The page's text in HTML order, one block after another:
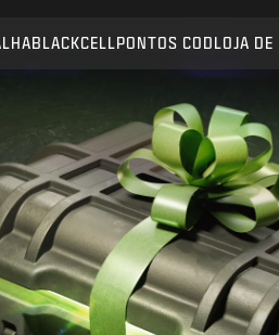
BLACKCELL PONTOS COD LOJA
ENVIAR
A Activision pode atualizar,
conteúdo do jogo a qualquer